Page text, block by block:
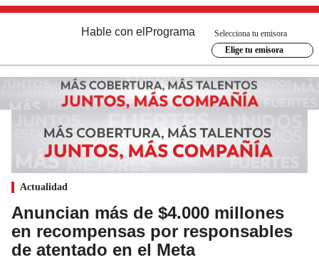
Hable con el Programa
Selecciona tu emisora
Elige tu emisora
Actualidad
Anuncian más de $4.000 millones
en recompensas por responsables
de atentado en el Meta